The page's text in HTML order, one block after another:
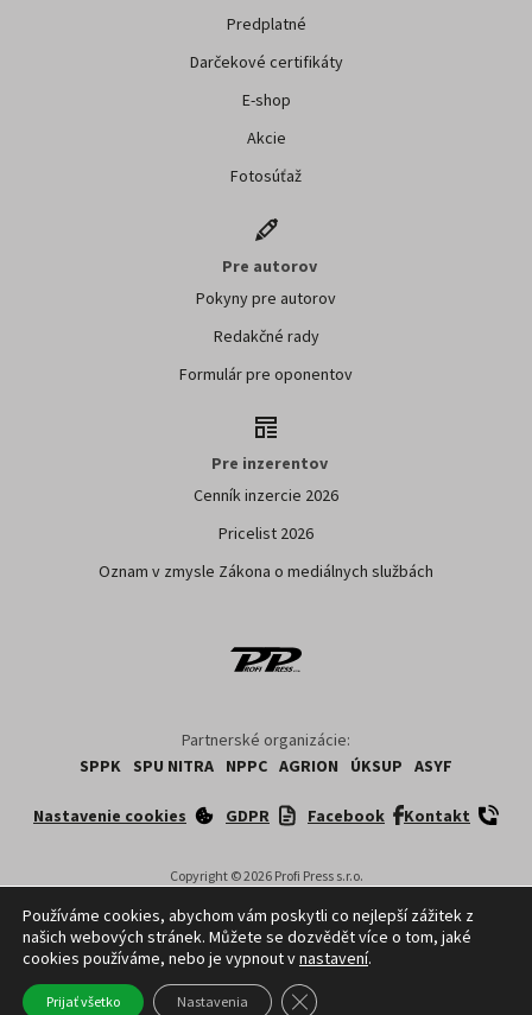
obchodných oznámení.
E-shop
Akcie
Fotosúťaž
Pokyny pre autorov
Redakčné rady
Formulár pre oponentov
Pricelist 2026
Partnerské organizácie:
Nastavenie cookies GDPR Facebook Kontakt
Copyright ©2026Profi Press s.r.o.
Používáme cookies, abychom vám poskytli co nejlepší zážitek z
našich webových stránek. Můžete se dozvědět více o tom, jaké
cookies používáme, nebo je vypnout vnastavení.
Prijať všetko Nastavenia Close GDPR Cookie Banner